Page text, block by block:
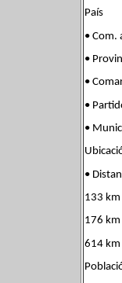
País
•
•
•
•
•
•
133 km
176 km
614